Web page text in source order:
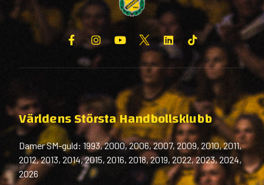
Världens Största Handbollsklubb
Damer SM-guld: 1993, 2000, 2006, 2007, 2009, 2010, 2011,
2012, 2013, 2014, 2015, 2016, 2018, 2019, 2022, 2023, 2024,
2026